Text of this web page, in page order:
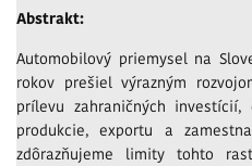
Abstrakt:
Automobilový priemysel na
rokov prešiel výrazným
prílevu zahraničných
produkcie, exportu a
zdôrazňujeme limity tohto